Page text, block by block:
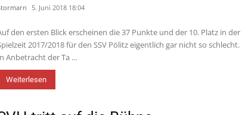
5. Juni 2018 18:04
den ersten Blick erscheinen die 37 Punkte und der 10. Platz in der
2017/2018 für den SSV Pölitz eigentlich gar nicht so schlecht.
Anbetracht der Ta ...
Weiterlesen